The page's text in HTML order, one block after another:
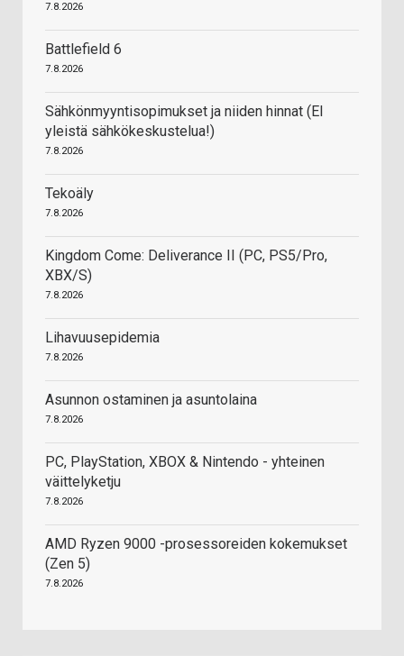
7.8.2026
Battlefield 6
7.8.2026
Sähkönmyyntisopimukset ja niiden hinnat (EI
yleistä sähkökeskustelua!)
7.8.2026
Tekoäly
7.8.2026
Kingdom Come: Deliverance II (PC, PS5/Pro,
XBX/S)
7.8.2026
Lihavuusepidemia
7.8.2026
Asunnon ostaminen ja asuntolaina
7.8.2026
PC, PlayStation, XBOX & Nintendo - yhteinen
väittelyketju
7.8.2026
AMD Ryzen 9000 -prosessoreiden kokemukset
(Zen 5)
7.8.2026